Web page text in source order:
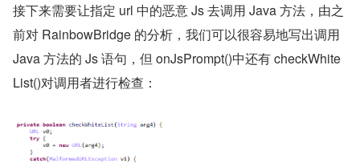
接下来需要让指定 url 中的恶意 Js 去调用 Java 方法，由之
前对 RainbowBridge 的分析，我们可以很容易地写出调用
Java 方法的 Js 语句，但 onJsPrompt()中还有 checkWhite
List()对调用者进行检查：